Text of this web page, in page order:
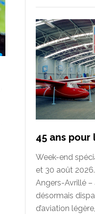
45 ans pour
Week-end
et 30 août
Angers-Avrillé
désormais
d’aviation